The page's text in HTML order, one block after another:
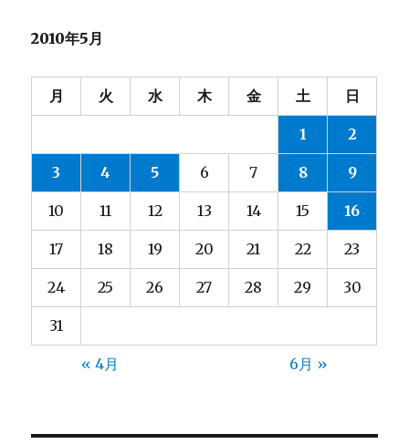
2010年5月
月 火 水 木 金 土 日
1 2
3 4 5 6 7 8 9
10 11 12 13 14 15 16
17 18 19 20 21 22 23
24 25 26 27 28 29 30
31
« 4月 6月 »